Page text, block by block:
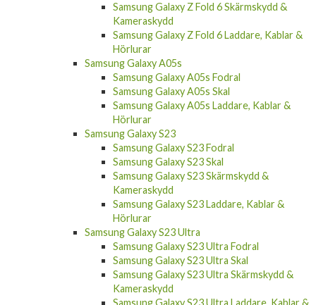
Samsung Galaxy Z Fold 6 Skärmskydd &
Kameraskydd
Samsung Galaxy Z Fold 6 Laddare, Kablar &
Hörlurar
Samsung Galaxy A05s
Samsung Galaxy A05s Fodral
Samsung Galaxy A05s Skal
Samsung Galaxy A05s Laddare, Kablar &
Hörlurar
Samsung Galaxy S23
Samsung Galaxy S23 Fodral
Samsung Galaxy S23 Skal
Samsung Galaxy S23 Skärmskydd &
Kameraskydd
Samsung Galaxy S23 Laddare, Kablar &
Hörlurar
Samsung Galaxy S23 Ultra
Samsung Galaxy S23 Ultra Fodral
Samsung Galaxy S23 Ultra Skal
Samsung Galaxy S23 Ultra Skärmskydd &
Kameraskydd